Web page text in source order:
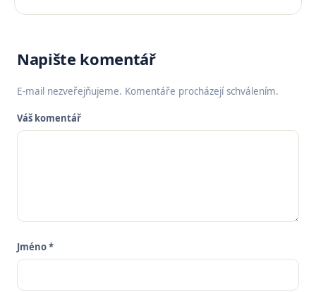
Napište komentář
E-mail nezveřejňujeme. Komentáře procházejí schválením.
Váš komentář
Jméno *